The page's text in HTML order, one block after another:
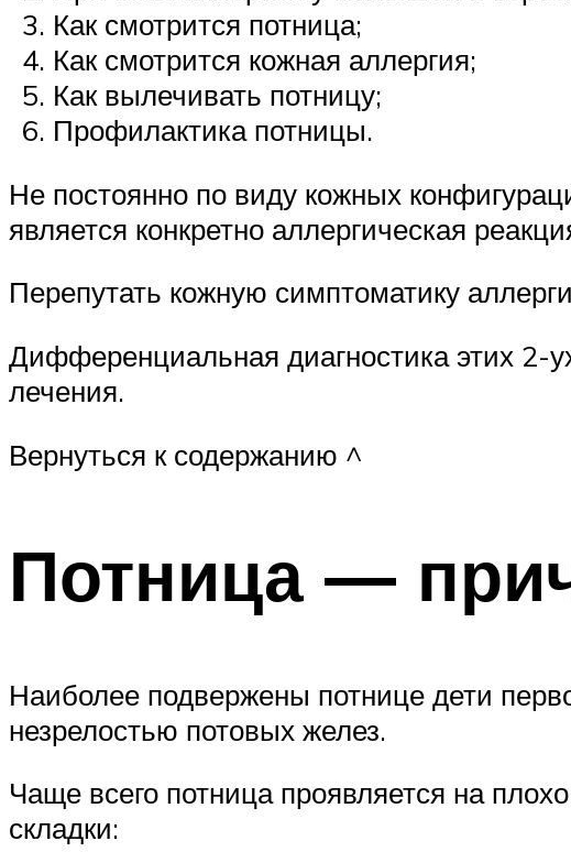
Как смотрится потница;
Как смотрится кожная аллергия;
Как вылечивать потницу;
Профилактика потницы.
Не постоянно по виду кожных
является конкретно аллергическая
Перепутать кожную симптоматику
Дифференциальная диагностика этих
лечения.
Вернуться к содержанию ^
Потница —
Наиболее подвержены потнице дети
незрелостью потовых желез.
Чаще всего потница проявляется на
складки: